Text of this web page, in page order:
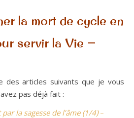
la mort de cycle en
servir la Vie —
des articles suivants que je vous
pas déjà fait :
la sagesse de l’âme (1/4)–